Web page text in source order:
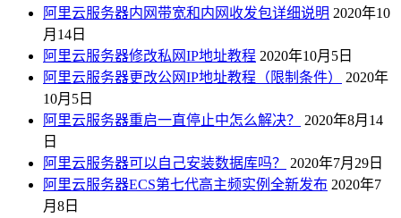
阿里云服务器内网带宽和内网收发包详细说明 2020年10
月14日
阿里云服务器修改私网IP地址教程 2020年10月5日
阿里云服务器更改公网IP地址教程（限制条件）
2020年
10月5日
阿里云服务器重启一直停止中怎么解决？
2020年8月14
日
阿里云服务器可以自己安装数据库吗？
2020年7月29日
阿里云服务器ECS第七代高主频实例全新发布 2020年7
月8日